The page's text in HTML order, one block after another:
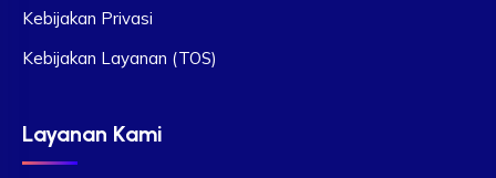
Kebijakan Privasi
Kebijakan Layanan (TOS)
Layanan Kami